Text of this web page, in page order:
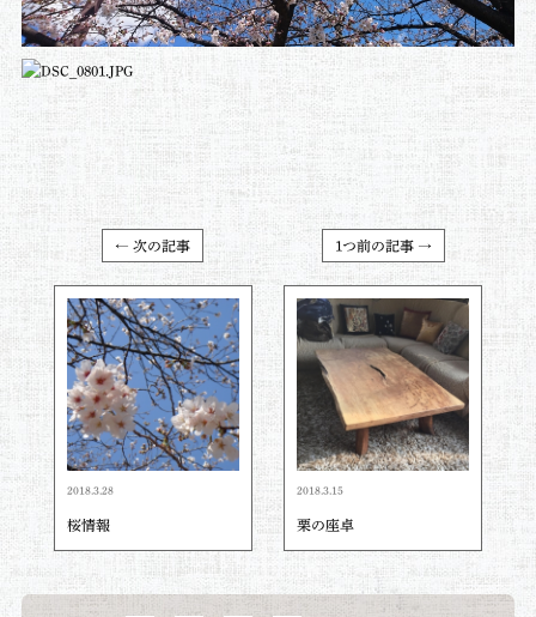
← 次の記事
2018.3.28
桜情報
1つ前の記事 →
2018.3.15
栗の座卓